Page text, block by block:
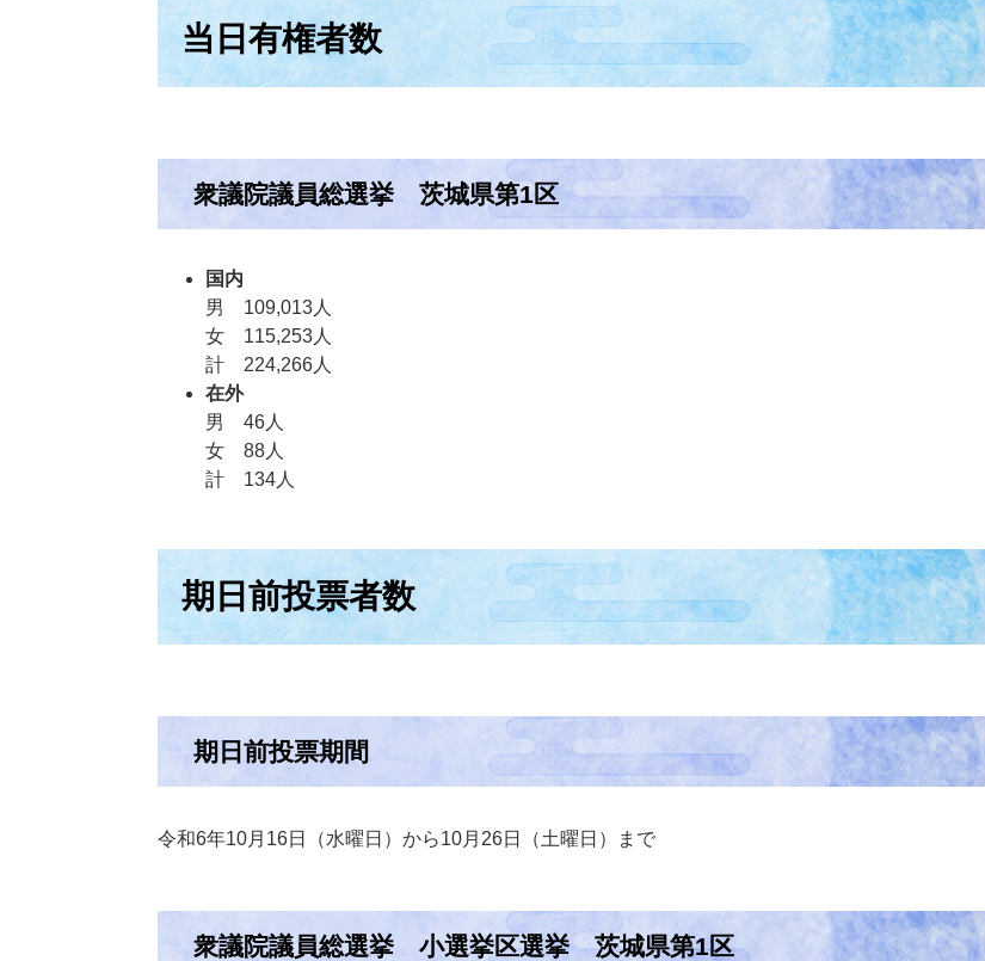
当日有権者数
衆議院議員総選挙 茨城県第1区
国内
男 109,013人
女 115,253人
計 224,266人
在外
男 46人
女 88人
計 134人
期日前投票者数
期日前投票期間
令和6年10月16日（水曜日）から10月26日（土曜日）まで
衆議院議員総選挙 小選挙区選挙 茨城県第1区